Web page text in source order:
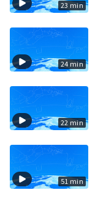
23 min
24 min
22 min
51 min